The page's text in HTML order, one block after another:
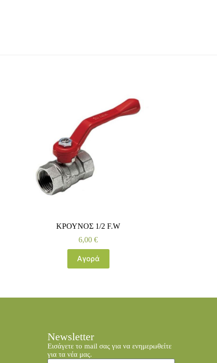
ΚΡΟΥΝΟΣ 1/2 F.W
6,00€
Αγορά
Newsletter
Εισάγετε το mail σας για να ενημερωθείτε
για τα νέα μας.